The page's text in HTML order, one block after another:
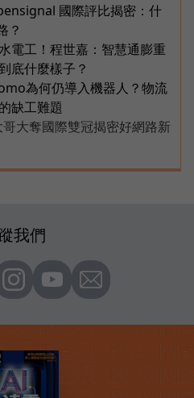
國際評比揭密：什
？
電工！程世嘉：智慧通膨重
底什麼樣子？
為何仍導入機器人？物流
缺工難題
大奪國際雙冠揭密好網路新
我們